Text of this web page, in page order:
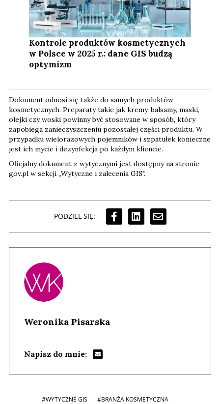
Kontrole produktów kosmetycznych
w Polsce w 2025 r.: dane GIS budzą
optymizm
Dokument odnosi się także do samych produktów
kosmetycznych. Preparaty takie jak kremy, balsamy, maski,
olejki czy woski powinny być stosowane w sposób, który
zapobiega zanieczyszczeniu pozostałej części produktu. W
przypadku wielorazowych pojemników i szpatułek konieczne
jest ich mycie i dezynfekcja po każdym kliencie.
Oficjalny dokument z wytycznymi jest dostępny na stronie
gov.pl w sekcji „Wytyczne i zalecenia GIS".
PODZIEL SIĘ:
Weronika Pisarska
Napisz do mnie:
#WYTYCZNE GIS
#BRANŻA KOSMETYCZNA